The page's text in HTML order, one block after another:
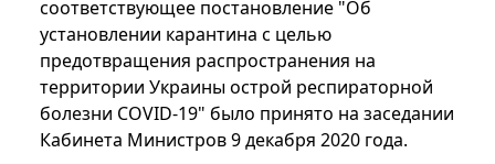
соответствующее постановление "Об
установлении карантина с целью
предотвращения распространения на
территории Украины острой респираторной
болезни COVID-19" было принято на заседании
Кабинета Министров 9 декабря 2020 года.